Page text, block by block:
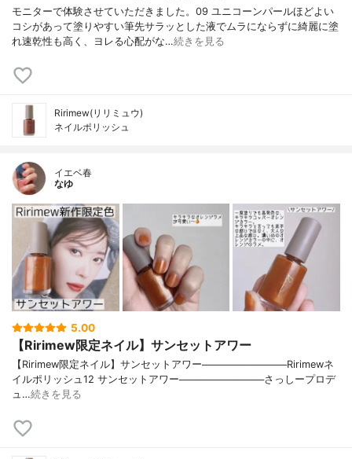
モニターで体験させていただきました。09 ユニコーンパールほどよい
コシがあって塗りやすい筆先サラッとした液でムラにならずに綺麗に塗
れ速乾性も高く、ヨレる心配がな…続きを見る
Ririmew(リリミュウ)
ネイルポリッシュ
イエベ春
なゆ
5.00
【Ririmew限定ネイル】サンセットアワー
【Ririmew限定ネイル】サンセットアワー────────────Ririmewネ
イルポリッシュ12 サンセットアワー────────────さっしープロデ
ュ…続きを見る